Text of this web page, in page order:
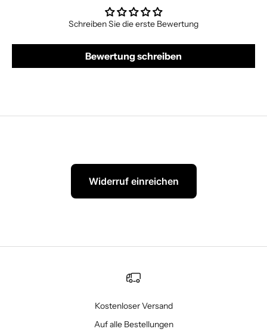
Schreiben Sie die erste Bewertung
Bewertung schreiben
Widerruf einreichen
Kostenloser Versand
Auf alle Bestellungen